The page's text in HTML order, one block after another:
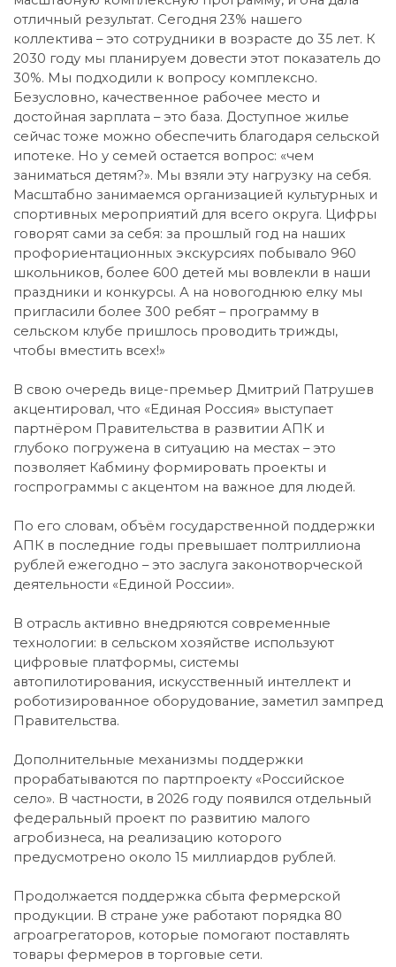
отличный результат. Сегодня 23% нашего
коллектива – это сотрудники в возрасте до 35 лет. К
2030 году мы планируем довести этот показатель до
30%. Мы подходили к вопросу комплексно.
Безусловно, качественное рабочее место и
достойная зарплата – это база. Доступное жилье
сейчас тоже можно обеспечить благодаря сельской
ипотеке. Но у семей остается вопрос: «чем
заниматься детям?». Мы взяли эту нагрузку на себя.
Масштабно занимаемся организацией культурных и
спортивных мероприятий для всего округа. Цифры
говорят сами за себя: за прошлый год на наших
профориентационных экскурсиях побывало 960
школьников, более 600 детей мы вовлекли в наши
праздники и конкурсы. А на новогоднюю елку мы
пригласили более 300 ребят – программу в
сельском клубе пришлось проводить трижды,
чтобы вместить всех!»
В свою очередь вице-премьер Дмитрий Патрушев
акцентировал, что «Единая Россия» выступает
партнёром Правительства в развитии АПК и
глубоко погружена в ситуацию на местах – это
позволяет Кабмину формировать проекты и
госпрограммы с акцентом на важное для людей.
По его словам, объём государственной поддержки
АПК в последние годы превышает полтриллиона
рублей ежегодно – это заслуга законотворческой
деятельности «Единой России».
В отрасль активно внедряются современные
технологии: в сельском хозяйстве используют
цифровые платформы, системы
автопилотирования, искусственный интеллект и
роботизированное оборудование, заметил зампред
Правительства.
Дополнительные механизмы поддержки
прорабатываются по партпроекту «Российское
село». В частности, в 2026 году появился отдельный
федеральный проект по развитию малого
агробизнеса, на реализацию которого
предусмотрено около 15 миллиардов рублей.
Продолжается поддержка сбыта фермерской
продукции. В стране уже работают порядка 80
агроагрегаторов, которые помогают поставлять
товары фермеров в торговые сети.